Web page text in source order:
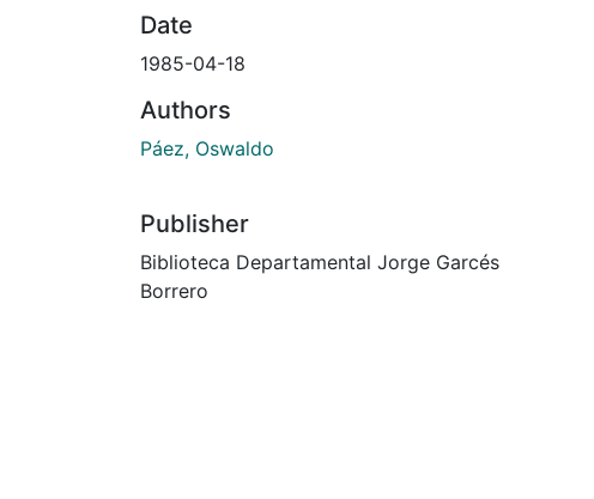
Date
1985-04-18
Authors
Páez, Oswaldo
Publisher
Biblioteca Departamental Jorge Garcés
Borrero